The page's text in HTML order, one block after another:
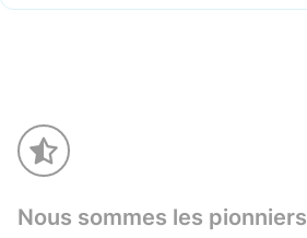
Nous sommes les pionniers